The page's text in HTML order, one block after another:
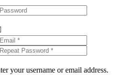
your username or email address.